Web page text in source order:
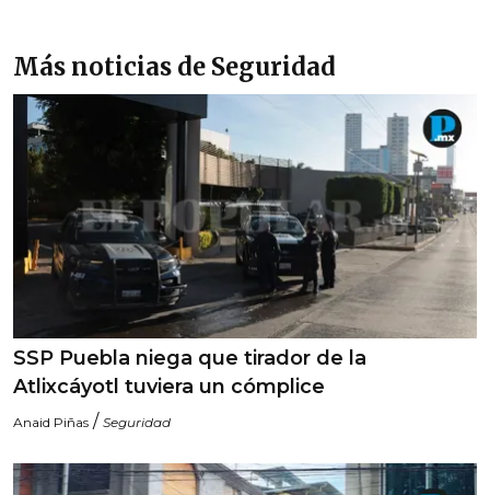
Más noticias de Seguridad
SSP Puebla niega que tirador de la
Atlixcáyotl tuviera un cómplice
Anaid Piñas / Seguridad